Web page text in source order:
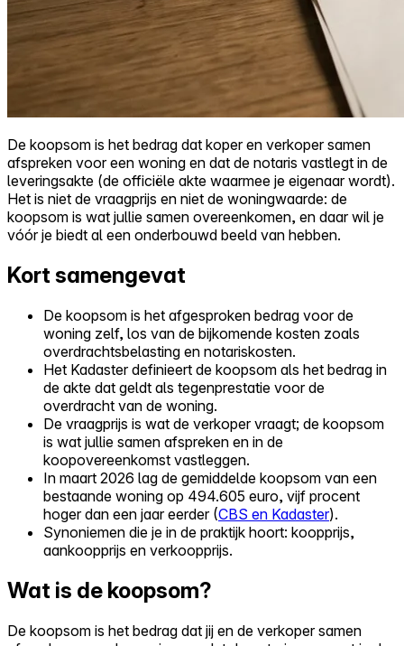
De koopsom is het bedrag dat koper en verkoper samen
afspreken voor een woning en dat de notaris vastlegt in de
leveringsakte (de officiële akte waarmee je eigenaar wordt).
Het is niet de vraagprijs en niet de woningwaarde: de
koopsom is wat jullie samen overeenkomen, en daar wil je
vóór je biedt al een onderbouwd beeld van hebben.
Kort samengevat
De koopsom is het afgesproken bedrag voor de
woning zelf, los van de bijkomende kosten zoals
overdrachtsbelasting en notariskosten.
Het Kadaster definieert de koopsom als het bedrag in
de akte dat geldt als tegenprestatie voor de
overdracht van de woning.
De vraagprijs is wat de verkoper vraagt; de koopsom
is wat jullie samen afspreken en in de
koopovereenkomst vastleggen.
In maart 2026 lag de gemiddelde koopsom van een
bestaande woning op 494.605 euro, vijf procent
hoger dan een jaar eerder (CBS en Kadaster).
Synoniemen die je in de praktijk hoort: koopprijs,
aankoopprijs en verkoopprijs.
Wat is de koopsom?
De koopsom is het bedrag dat jij en de verkoper samen